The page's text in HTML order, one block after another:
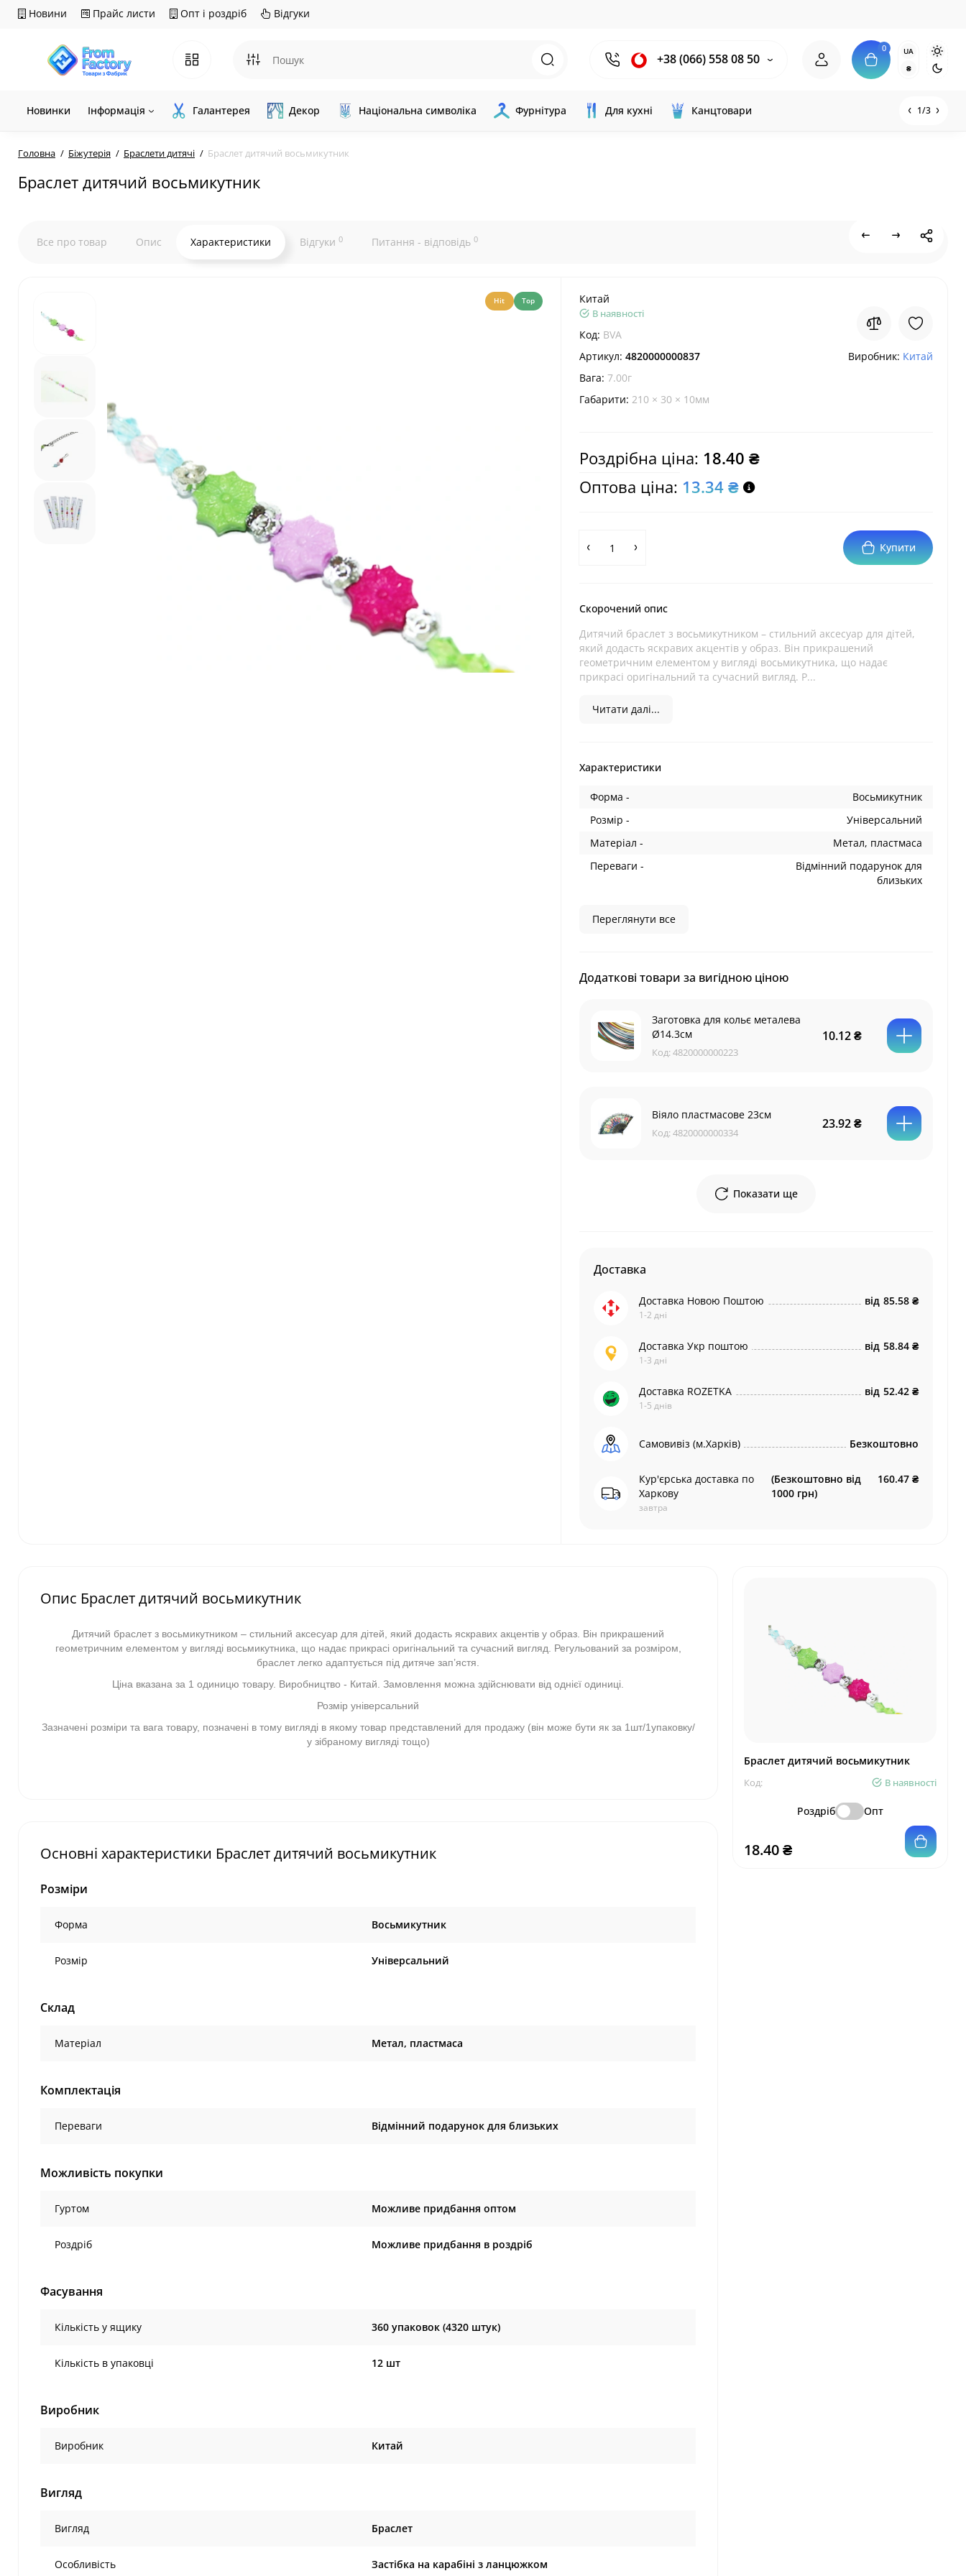
Новини Прайс листи Опт і роздріб Відгуки
+38 (066) 558 08 50
0
UA
₴
Новинки Інформація Галантерея Декор Національна символіка Фурнітура Для кухні Канцтовари 1/3
Головна Біжутерія Браслети дитячі Браслет дитячий восьмикутник
Браслет дитячий восьмикутник
Все про товар Опис Характеристики Відгуки 0 Питання - відповідь 0
Hit Top Китай
В наявності
Код: BVA
Артикул: 4820000000837
Вага: 7.00г
Габарити: 210 × 30 × 10мм
Виробник: Китай
Роздрібна ціна: 18.40 ₴
Оптова ціна: 13.34 ₴
Купити
Скорочений опис
Дитячий браслет з восьмикутником – стильний аксесуар для дітей,
який додасть яскравих акцентів у образ. Він прикрашений
геометричним елементом у вигляді восьмикутника, що надає
прикрасі оригінальний та сучасний вигляд. Р...
Читати далі...
Характеристики
Форма -
Восьмикутник
Розмір -
Універсальний
Матеріал -
Метал, пластмаса
Переваги -
Відмінний подарунок для
близьких
Переглянути все
Додаткові товари за вигідною ціною
Заготовка для кольє металева
Ø14.3см
Код:4820000000223
10.12 ₴
Віяло пластмасове 23см
Код:4820000000334
23.92 ₴
Показати ще
Доставка
Доставка Новою Поштою
1-2 дні
від 85.58 ₴
Доставка Укр поштою
1-3 дні
від 58.84 ₴
Доставка ROZETKA
1-5 днів
від 52.42 ₴
Самовивіз (м.Харків) Безкоштовно
Кур'єрська доставка по
Харкову
завтра
(Безкоштовно від
1000 грн)
160.47 ₴
Опис Браслет дитячий восьмикутник
Дитячий браслет з восьмикутником – стильний аксесуар для дітей, який додасть яскравих акцентів у образ. Він прикрашений
геометричним елементом у вигляді восьмикутника, що надає прикрасі оригінальний та сучасний вигляд. Регульований за розміром,
браслет легко адаптується під дитяче зап’ястя.
Ціна вказана за 1 одиницю товару. Виробництво - Китай. Замовлення можна здійснювати від однієї одиниці.
Розмір універсальний
Зазначені розміри та вага товару, позначені в тому вигляді в якому товар представлений для продажу (він може бути як за 1шт/1упаковку/
у зібраному вигляді тощо)
Основні характеристики Браслет дитячий восьмикутник
Розміри
Форма Восьмикутник
Розмір Універсальний
Склад
Матеріал Метал, пластмаса
Комплектація
Переваги Відмінний подарунок для близьких
Можливість покупки
Гуртом Можливе придбання оптом
Роздріб Можливе придбання в роздріб
Фасування
Кількість у ящику 360 упаковок (4320 штук)
Кількість в упаковці 12 шт
Виробник
Виробник Китай
Вигляд
Вигляд Браслет
Особливість Застібка на карабіні з ланцюжком
Браслет дитячий восьмикутник
Код: В наявності
Роздріб Опт
18.40 ₴